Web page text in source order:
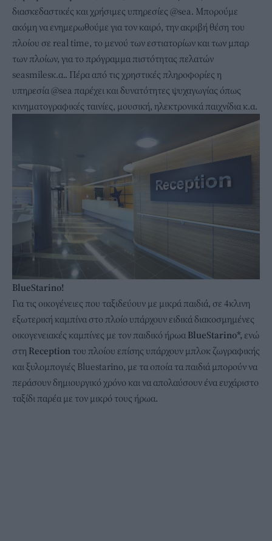
διασκεδαστικές και χρήσιμες υπηρεσίες @sea. Μπορούμε
ακόμη να ενημερωθούμε για τον καιρό, την ακριβή θέση του
πλοίου σε real time, το μενού των εστιατορίων και των μπαρ
των πλοίων, για το πρόγραμμα πιστότητας πελατών
seasmilesκ.α.. Πέρα από τις χρηστικές πληροφορίες η
υπηρεσία @sea παρέχει και δυνατότητες ψυχαγωγίας όπως
κινηματογραφικές ταινίες, μουσική, ηλεκτρονικά παιχνίδια κ.α.
BlueStarino!
Για τις οικογένειες που ταξιδεύουν με μικρά παιδιά, σε 4κλινη
εξωτερική καμπίνα στο πλοίο υπάρχουν ειδικά διακοσμημένες
οικογενειακές καμπίνες με τον παιδικό ήρωα BlueStarino*, ενώ
στη Receptionτου πλοίου επίσης υπάρχουν μπλοκ ζωγραφικής
και ξυλομπογιές Bluestarino, με τα οποία τα παιδιά μπορούν να
περάσουν δημιουργικό χρόνο και να απολαύσουν ένα ευχάριστο
ταξίδι παρέα με τον μικρό τους ήρωα.